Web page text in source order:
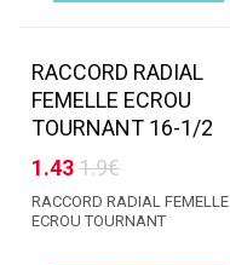
RACCORD RADIAL
FEMELLE ECROU
TOURNANT 16-1/2
1.431.9€
RACCORD RADIAL FEMELLE
ECROU TOURNANT